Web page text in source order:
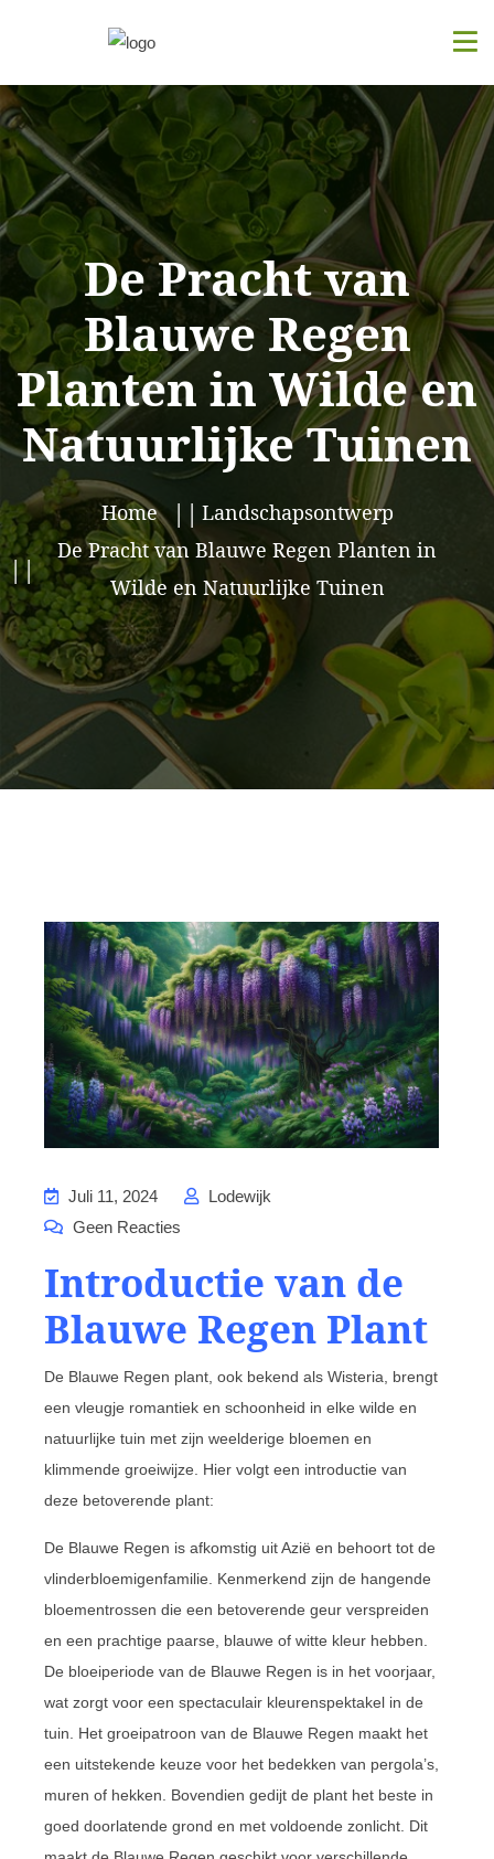
De Pracht van
Blauwe Regen
Planten in Wilde en
Natuurlijke Tuinen
Home
Landschapsontwerp
De Pracht van Blauwe Regen Planten in
Wilde en Natuurlijke Tuinen
Juli 11, 2024
Lodewijk
Geen Reacties
Introductie van de
Blauwe Regen Plant
De Blauwe Regen plant, ook bekend als Wisteria, brengt
een vleugje romantiek en schoonheid in elke wilde en
natuurlijke tuin met zijn weelderige bloemen en
klimmende groeiwijze. Hier volgt een introductie van
deze betoverende plant:
De Blauwe Regen is afkomstig uit Azië en behoort tot de
vlinderbloemigenfamilie. Kenmerkend zijn de hangende
bloementrossen die een betoverende geur verspreiden
en een prachtige paarse, blauwe of witte kleur hebben.
De bloeiperiode van de Blauwe Regen is in het voorjaar,
wat zorgt voor een spectaculair kleurenspektakel in de
tuin. Het groeipatroon van de Blauwe Regen maakt het
een uitstekende keuze voor het bedekken van pergola’s,
muren of hekken. Bovendien gedijt de plant het beste in
goed doorlatende grond en met voldoende zonlicht. Dit